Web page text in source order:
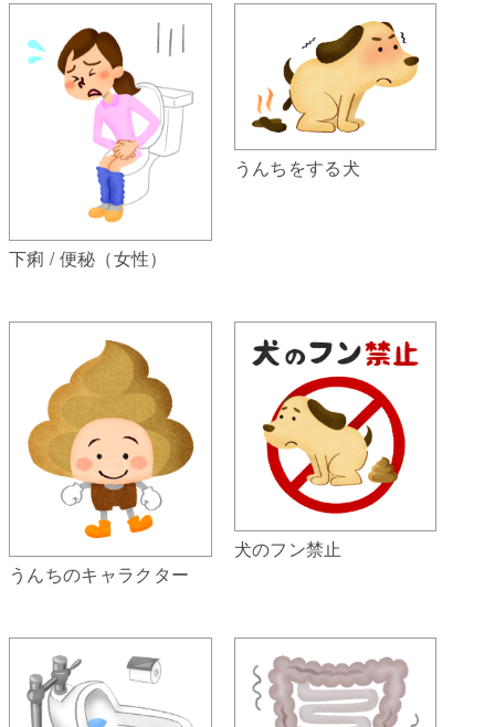
下痢 / 便秘（女性）
うんちをする犬
うんちのキャラクター
犬のフン禁止